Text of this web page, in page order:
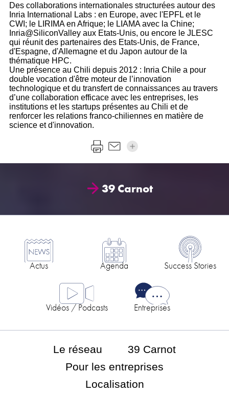
Des collaborations internationales structurées autour des
Inria International Labs : en Europe, avec l'EPFL et le
CWI; le LIRIMA en Afrique; le LIAMA avec la Chine;
Inria@SiliconValley aux Etats-Unis, ou encore le JLESC
qui réunit des partenaires des Etats-Unis, de France,
d'Espagne, d'Allemagne et du Japon autour de la
thématique HPC.
Une présence au Chili depuis 2012 : Inria Chile a pour
double vocation d'être moteur de l’innovation
technologique et du transfert de connaissances au travers
d’une collaboration efficace avec les entreprises, les
institutions et les startups présentes au Chili et de
renforcer les relations franco-chiliennes en matière de
science et d'innovation.
39 Carnot
Actus Agenda Success Stories
Vidéos / Podcasts Entreprises
Le réseau
39 Carnot
Pour les entreprises
Localisation